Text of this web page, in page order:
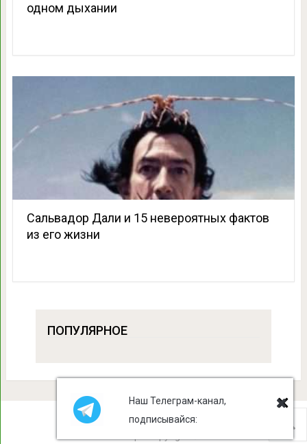
одном дыхании
Сальвадор Дали и 15 невероятных фактов
из его жизни
ПОПУЛЯРНОЕ
Наш Телеграм-канал,
подписывайся: